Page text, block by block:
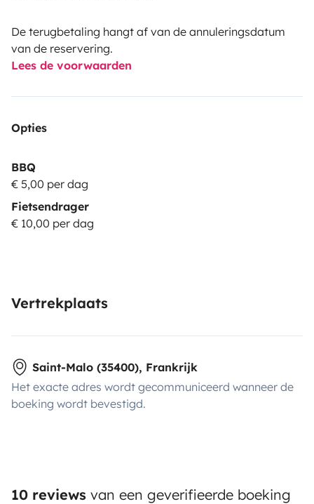
De terugbetaling hangt af van de annuleringsdatum
van de reservering.
Lees de voorwaarden
Opties
BBQ
€ 5,00 per dag
Fietsendrager
€ 10,00 per dag
Vertrekplaats
Saint-Malo (35400), Frankrijk
Het exacte adres wordt gecommuniceerd wanneer de
boeking wordt bevestigd.
10 reviews van een geverifieerde boeking